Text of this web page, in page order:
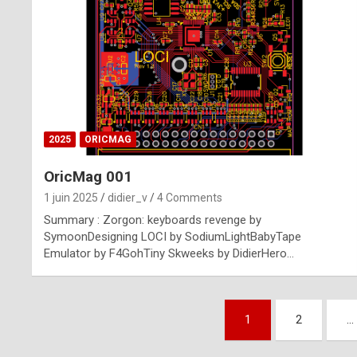
2025 ORICMAG
OricMag 001
1 juin 2025 didier_v 4 Comments
Summary : Zorgon: keyboards revenge by
SymoonDesigning LOCI by SodiumLightBabyTape
Emulator by F4GohTiny Skweeks by DidierHero…
1 2 …